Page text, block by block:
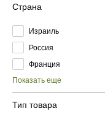
Страна
Израиль
Россия
Франция
Показать еще
Тип товара